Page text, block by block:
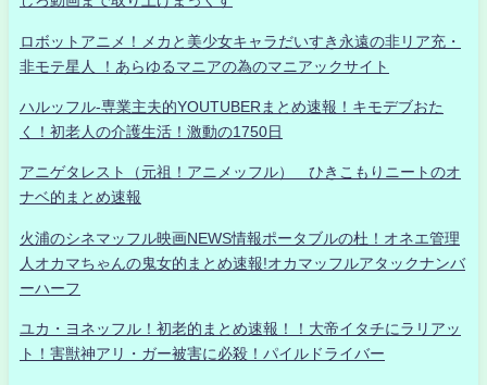
ロボットアニメ！メカと美少女キャラだいすき永遠の非リア充・
非モテ星人 ！あらゆるマニアの為のマニアックサイト
ハルッフル-専業主夫的YOUTUBERまとめ速報！キモデブおた
く！初老人の介護生活！激動の1750日
アニゲタレスト（元祖！アニメッフル） ひきこもりニートのオ
ナベ的まとめ速報
火浦のシネマッフル映画NEWS情報ポータブルの杜！オネエ管理
人オカマちゃんの鬼女的まとめ速報!オカマッフルアタックナンバ
ーハーフ
ユカ・ヨネッフル！初老的まとめ速報！！大帝イタチにラリアッ
ト！害獣神アリ・ガー被害に必殺！パイルドライバー